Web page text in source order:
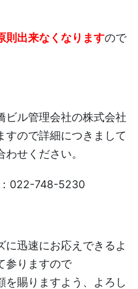
則出来なくなりますので
ビル管理会社の株式会社
すので詳細につきまして
せください。
022-748-5230
迅速にお応えできるよ
参りますので
を賜りますよう、よろし